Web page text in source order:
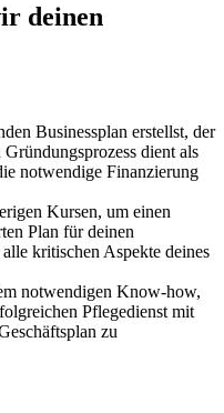
deinen
Businessplan erstellst, der
dient als
notwendige Finanzierung
Kursen, um einen
Plan für deinen
kritischen Aspekte deines
notwendigen Know-how,
Pflegedienst mit
zu